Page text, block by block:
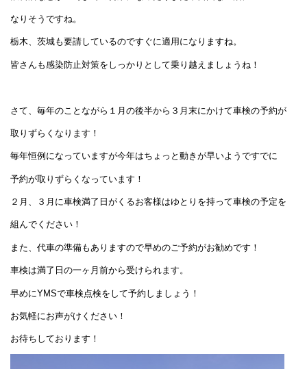
なりそうですね。
栃木、茨城も要請しているのですぐに適用になりますね。
皆さんも感染防止対策をしっかりとして乗り越えましょうね！
さて、毎年のことながら１月の後半から３月末にかけて車検の予約が
取りずらくなります！
毎年恒例になっていますが今年はちょっと動きが早いようですでに
予約が取りずらくなっています！
２月、３月に車検満了日がくるお客様はゆとりを持って車検の予定を
組んでください！
また、代車の準備もありますので早めのご予約がお勧めです！
車検は満了日の一ヶ月前から受けられます。
早めにYMSで車検点検をして予約しましょう！
お気軽にお声がけください！
お待ちしております！